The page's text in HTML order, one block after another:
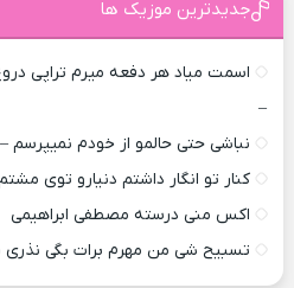
جدیدترین موزیک ها
اسمت میاد هر دفعه میرم تراپی
–
نباشی حتی حالمو از خودم نمیپرسم –
کنار تو انگار داشتم دنیارو توی
اکس منی درسته مصطفی ابراهیمی
تسبیح شی من مهرم برات بگی نذری